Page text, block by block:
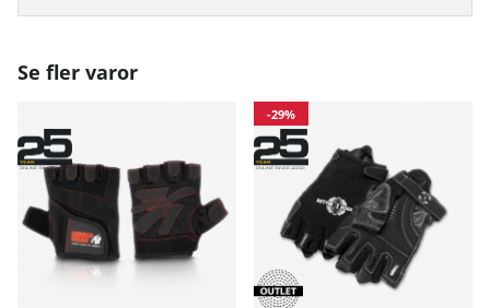
Se fler varor
-29%